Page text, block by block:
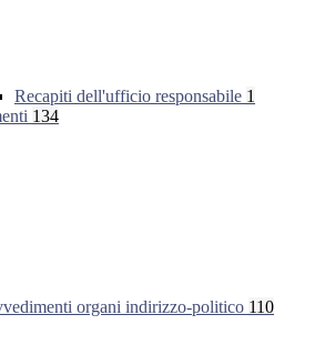
Recapiti dell'ufficio responsabile 1
134
organi indirizzo-politico 110